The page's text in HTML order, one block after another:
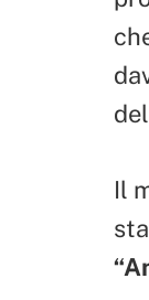
Il